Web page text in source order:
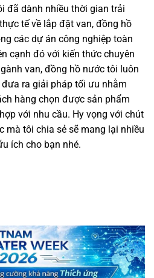
đã dành nhiều thời gian trải
tế về lắp đặt van, đồng hồ
các dự án công nghiệp toàn
cạnh đó với kiến thức chuyên
van, đồng hồ nước tôi luôn
ra giải pháp tối ưu nhằm
hàng chọn được sản phẩm
với nhu cầu. Hy vọng với chút
mà tôi chia sẻ sẽ mang lại nhiều
ích cho bạn nhé.